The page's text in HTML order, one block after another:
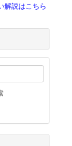
解説はこちら